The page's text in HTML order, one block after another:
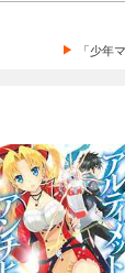
「少年